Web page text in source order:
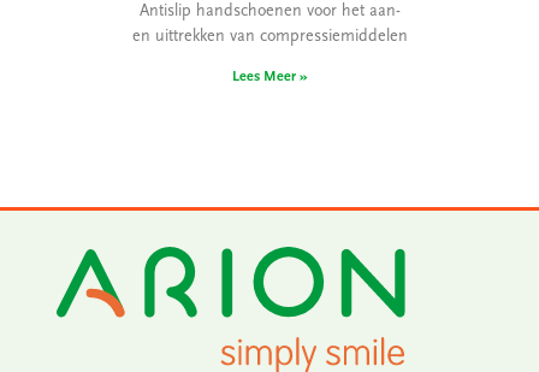
Antislip handschoenen voor het aan-
en uittrekken van compressiemiddelen
Lees Meer »